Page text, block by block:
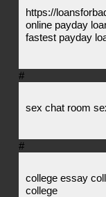
https://
online payday
fastest payday
#
sex chat room
#
college essay
college